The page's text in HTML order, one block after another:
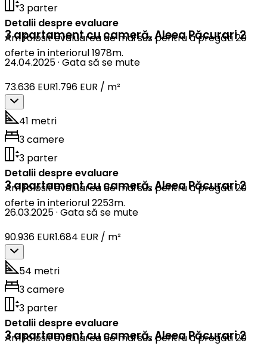
3 parter
Detalii despre evaluare
Am folosit evaluarea de mai sus pentru a pregăti 20
oferte în interiorul 1978m.
3 apartament cu cameră,Aleea Păcurari 2
24.04.2025· Gata să se mute
73.636 EUR1.796 EUR / m²
41 metri
3 camere
3 parter
Detalii despre evaluare
Am folosit evaluarea de mai sus pentru a pregăti 20
oferte în interiorul 2253m.
3 apartament cu cameră,Aleea Păcurari 2
26.03.2025· Gata să se mute
90.936 EUR1.684 EUR / m²
54 metri
3 camere
3 parter
Detalii despre evaluare
Am folosit evaluarea de mai sus pentru a pregăti 20
3 apartament cu cameră,Aleea Păcurari 2